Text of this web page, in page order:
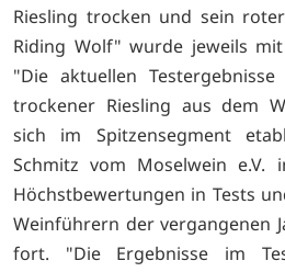
Riesling trocken und sein
Riding Wolf" wurde jeweils
"Die aktuellen
trockener Riesling aus dem
sich im Spitzensegment
Schmitz vom Moselwein e.V.
Höchstbewertungen in Tests
Weinführern der vergangenen
fort. "Die Ergebnisse im